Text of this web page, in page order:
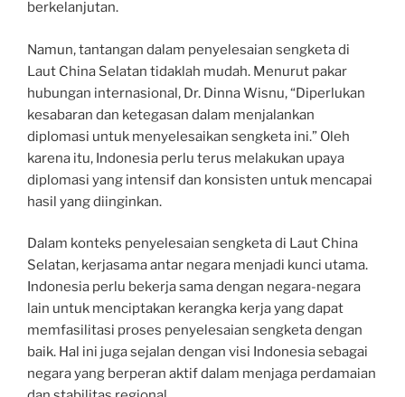
berkelanjutan.
Namun, tantangan dalam penyelesaian sengketa di
Laut China Selatan tidaklah mudah. Menurut pakar
hubungan internasional, Dr. Dinna Wisnu, “Diperlukan
kesabaran dan ketegasan dalam menjalankan
diplomasi untuk menyelesaikan sengketa ini.” Oleh
karena itu, Indonesia perlu terus melakukan upaya
diplomasi yang intensif dan konsisten untuk mencapai
hasil yang diinginkan.
Dalam konteks penyelesaian sengketa di Laut China
Selatan, kerjasama antar negara menjadi kunci utama.
Indonesia perlu bekerja sama dengan negara-negara
lain untuk menciptakan kerangka kerja yang dapat
memfasilitasi proses penyelesaian sengketa dengan
baik. Hal ini juga sejalan dengan visi Indonesia sebagai
negara yang berperan aktif dalam menjaga perdamaian